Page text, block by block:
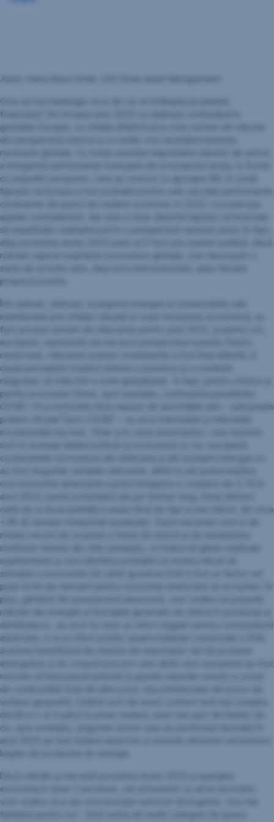
Autor: Horia Braun Erdei, CEO Erste Asset Management
Cine să mai înțeleagă ceva din ce se întâmplă pe piețele
financiare? Am început anul 2023 cu războiul continuând la
granițele Europei, cu inflația aflată încă la cote extrem de ridicate
din perspectivă istorică și cu multe voci anunțând iminența
recesiunii globale. Cu toate acestea majoritatea claselor de active
a înregistrat performanțe frumușele de la începutul anului, în frunte
cu acțiunile europene, care au crescut cu aproape 8%, în ciuda
faptului că Europa a fost probabil printre cele mai slab performante
continente din punct de vedere economic în 2022. Lucrurile par
așadar contradictorii, dar asta e doar datorită faptului că încercăm
să simplificăm realitatea printr-o perspectivă narativă unică. În fapt,
deși povestea anului 2022 pare să fi fost una unanim sumbră, dacă
ridicăm capota mașinăriei economice globale, vom descoperi o
serie de circuite care, deși sunt interconectate, aduc fiecare
propria poveste.
Într-adevăr, războiul, scumpirea energiei și consecințele sale
manifestate prin inflație ridicată și cvasi-recesiune economică, au
fost povești extrem de relevante pentru anul 2022, și pentru noi,
europenii, reprezintă cel mai acut perspectiva noastră. Pentru
restul lumii, relevanța acestor evenimente a fost însă diferită, în
ciuda percepției noastre intense a acestora și a credinței
religioase că trăim într-o lume globalizată. În fapt, pentru chinezi și
pentru economia Chinei, spre exemplu, continuarea pandemiei
COVID-19 și restricțiile dure impuse de autoritățile țării – subsumate
politicii oficiale”Zero-COVID” – au avut intensitate și relevanță
incomparabil mai mari. Chiar și în cazul americanilor, care teoretic
sunt în aceeași tabără politică și economică cu noi, europenii,
consecințele economice ale războiului și ale scumpirii energiei nu
au fost singurele variabile relevante, altfel nu am putea explica
cum economia americană a putut înregistra o creștere de 2,1% în
anul 2022, peste potențialul său pe termen lung, ritmul aferent
celei de-a doua jumătăți a anului fiind de fapt și mai ridicat, de circa
+3% (în termeni trimestriali anualizați). Dacă mai ținem cont și de
nivelul record de ocupare a forței de muncă și de menținerea
nivelurilor minime ale ratei șomajului, va trebui să găsim explicații
suplimentare și vom identifica probabil că nivelul ridicat de
stimulare a economiei de către guvernul SUA a fost un factor cel
puțin la fel de relevant pentru economia americană (și nu numai). În
plus, gândind din perspectivă americană, vom vedea că prețurile
ridicate ale energiei și blocajele generate de război în producția și
distribuția ei , au avut nu doar un efect negativ pentru consumatorii
americani, ci și un efect pozitiv asupra balanței comerciale a SUA,
acestea beneficiind de statutul de exportator net de produse
energetice și de conjunctura prin care țările vest-europene au fost
nevoite să înlocuiască petrolul și gazele naturale rusești cu surse
de combustibili fosili din alte surse, mai prietenoase din punct de
vedere geopolitic Ținând cont de acest context mult mai complex
decât ni s-ar fi părut la prima vedere, pare mai ușor de înțeles de
ce, spre exemplu, singurele active care au performat favorabil în
anul 2022 au fost dolarul american și activele aferente sectoarelor
legate de producția de energie.
Dacă rafinăm și mai mult povestea anului 2022 și spargem
economia în doar 2 sectoare, cel al bunurilor și cel al serviciilor,
vom vedea că și aici sunt povești oarecum divergente. Cea mai
familiară pentru noi – fiind vorba de multe categorii de bunuri